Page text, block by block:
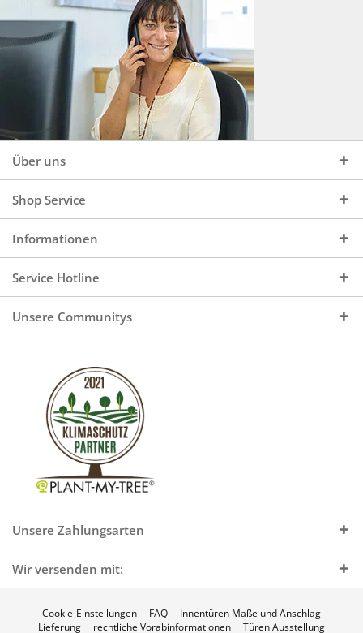
Über uns
Shop Service
Informationen
Service Hotline
Unsere Communitys
Unsere Zahlungsarten
Wir versenden mit:
Cookie-Einstellungen FAQ
Innentüren Maße und Anschlag
Lieferung
rechtliche Vorabinformationen Türen Ausstellung